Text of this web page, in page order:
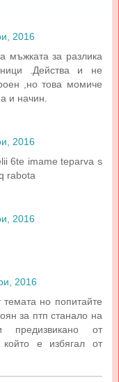
2016
мъжката за разлика
.Действа и не
,но това момиче
и начин.
2016
6te imame teparva s
rabota
2016
2016
но попитайте
за птп станало на
предизвикано от
е избягал от